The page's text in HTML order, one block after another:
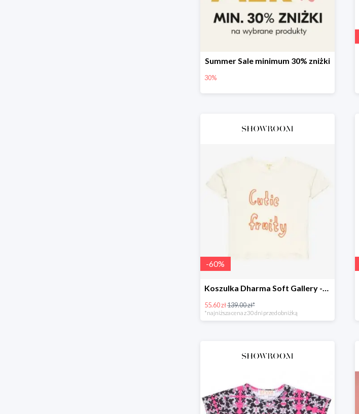
Summer Sale minimum 30% zniżki
30%
-60%
Koszulka Dharma Soft Gallery -60%
55.60 zł139.00 zł*
*najniższa cena z 30 dni przed obniżką